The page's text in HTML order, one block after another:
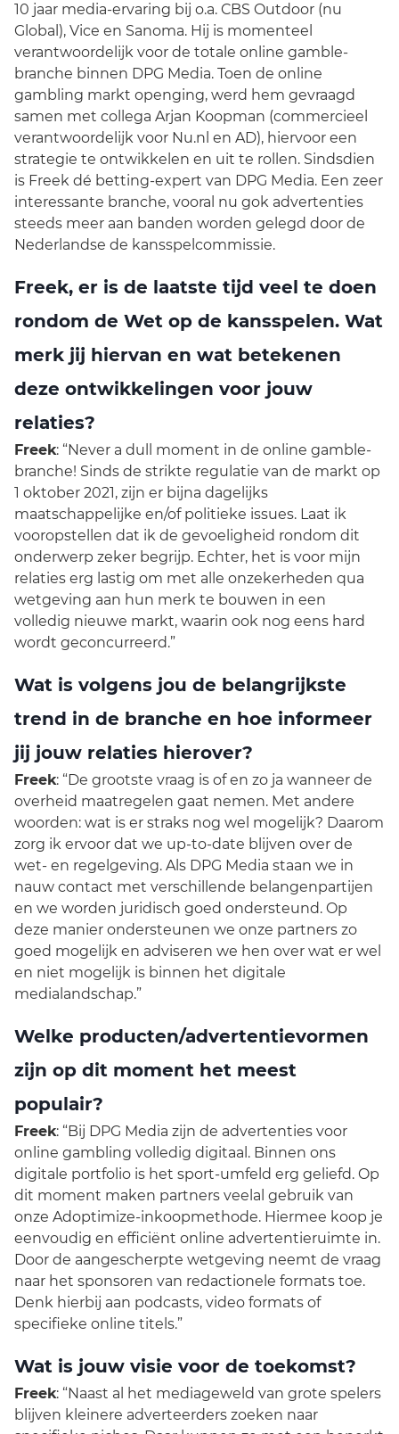
10 jaar media-ervaring bij o.a. CBS Outdoor (nu
Global), Vice en Sanoma. Hij is momenteel
verantwoordelijk voor de totale online gamble-
branche binnen DPG Media. Toen de online
gambling markt openging, werd hem gevraagd
samen met collega Arjan Koopman (commercieel
verantwoordelijk voor Nu.nl en AD), hiervoor een
strategie te ontwikkelen en uit te rollen. Sindsdien
is Freek dé betting-expert van DPG Media. Een zeer
interessante branche, vooral nu gok advertenties
steeds meer aan banden worden gelegd door de
Nederlandse de kansspelcommissie.
Freek, er is de laatste tijd veel te doen
rondom de Wet op de kansspelen. Wat
merk jij hiervan en wat betekenen
deze ontwikkelingen voor jouw
relaties?
Freek: “Never a dull moment in de online gamble-
branche! Sinds de strikte regulatie van de markt op
1 oktober 2021, zijn er bijna dagelijks
maatschappelijke en/of politieke issues. Laat ik
vooropstellen dat ik de gevoeligheid rondom dit
onderwerp zeker begrijp. Echter, het is voor mijn
relaties erg lastig om met alle onzekerheden qua
wetgeving aan hun merk te bouwen in een
volledig nieuwe markt, waarin ook nog eens hard
wordt geconcurreerd.”
Wat is volgens jou de belangrijkste
trend in de branche en hoe informeer
jij jouw relaties hierover?
Freek: “De grootste vraag is of en zo ja wanneer de
overheid maatregelen gaat nemen. Met andere
woorden: wat is er straks nog wel mogelijk? Daarom
zorg ik ervoor dat we up-to-date blijven over de
wet- en regelgeving. Als DPG Media staan we in
nauw contact met verschillende belangenpartijen
en we worden juridisch goed ondersteund. Op
deze manier ondersteunen we onze partners zo
goed mogelijk en adviseren we hen over wat er wel
en niet mogelijk is binnen het digitale
medialandschap.”
Welke producten/advertentievormen
zijn op dit moment het meest
populair?
Freek: “Bij DPG Media zijn de advertenties voor
online gambling volledig digitaal. Binnen ons
digitale portfolio is het sport-umfeld erg geliefd. Op
dit moment maken partners veelal gebruik van
onze Adoptimize-inkoopmethode. Hiermee koop je
eenvoudig en efficiënt online advertentieruimte in.
Door de aangescherpte wetgeving neemt de vraag
naar het sponsoren van redactionele formats toe.
Denk hierbij aan podcasts, video formats of
specifieke online titels.”
Wat is jouw visie voor de toekomst?
Freek: “Naast al het mediageweld van grote spelers
blijven kleinere adverteerders zoeken naar